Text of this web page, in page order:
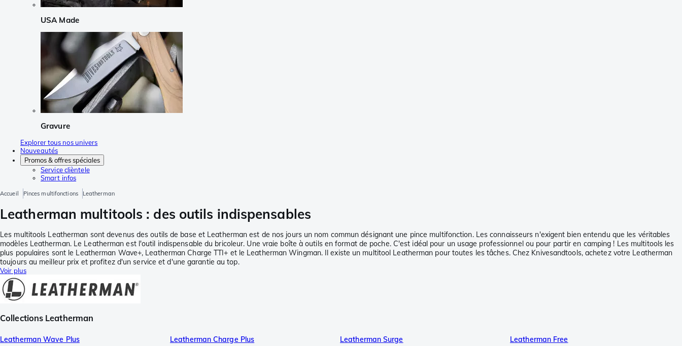
USA Made
Gravure
Explorer tous nos univers
Nouveautés
Promos & offres spéciales
Service clièntele
Smart infos
Accueil Pinces multifonctions Leatherman
Leatherman multitools : des outils indispensables
Les multitools Leatherman sont devenus des outils de base et Leatherman est de nos jours un nom commun désignant une pince multifonction. Les connaisseurs n'exigent bien entendu que les véritables
modèles Leatherman. Le Leatherman est l'outil indispensable du bricoleur. Une vraie boîte à outils en format de poche. C'est idéal pour un usage professionnel ou pour partir en camping ! Les multitools les
plus populaires sont le Leatherman Wave+, Leatherman Charge TTI+ et le Leatherman Wingman. Il existe un multitool Leatherman pour toutes les tâches. Chez Knivesandtools, achetez votre Leatherman
toujours au meilleur prix et profitez d'un service et d'une garantie au top.
Voir plus
Collections Leatherman
Leatherman Wave Plus Leatherman Charge Plus Leatherman Surge
Leatherman Free